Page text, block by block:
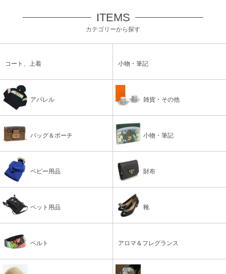
ITEMS
カテゴリーから探す
コート、上着 小物・筆記
アパレル 雑貨・その他
バッグ＆ポーチ 小物・筆記
ベビー用品 財布
ペット用品 靴
ベルト アロマ＆フレグランス